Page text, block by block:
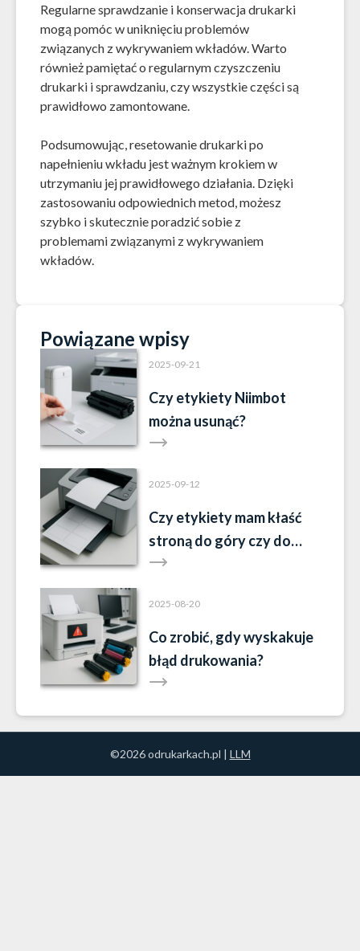
Regularne sprawdzanie i konserwacja drukarki
mogą pomóc w uniknięciu problemów
związanych z wykrywaniem wkładów. Warto
również pamiętać o regularnym czyszczeniu
drukarki i sprawdzaniu, czy wszystkie części są
prawidłowo zamontowane.
Podsumowując, resetowanie drukarki po
napełnieniu wkładu jest ważnym krokiem w
utrzymaniu jej prawidłowego działania. Dzięki
zastosowaniu odpowiednich metod, możesz
szybko i skutecznie poradzić sobie z
problemami związanymi z wykrywaniem
wkładów.
Powiązane wpisy
2025-09-21
Czy etykiety Niimbot
można usunąć?
2025-09-12
Czy etykiety mam kłaść
stroną do góry czy do
dołu?
2025-08-20
Co zrobić, gdy wyskakuje
błąd drukowania?
©2026 odrukarkach.pl | LLM